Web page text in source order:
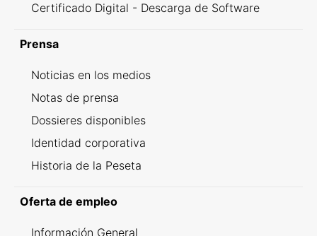
Certificado Digital - Descarga de Software
Prensa
Noticias en los medios
Notas de prensa
Dossieres disponibles
Identidad corporativa
Historia de la Peseta
Oferta de empleo
Información General